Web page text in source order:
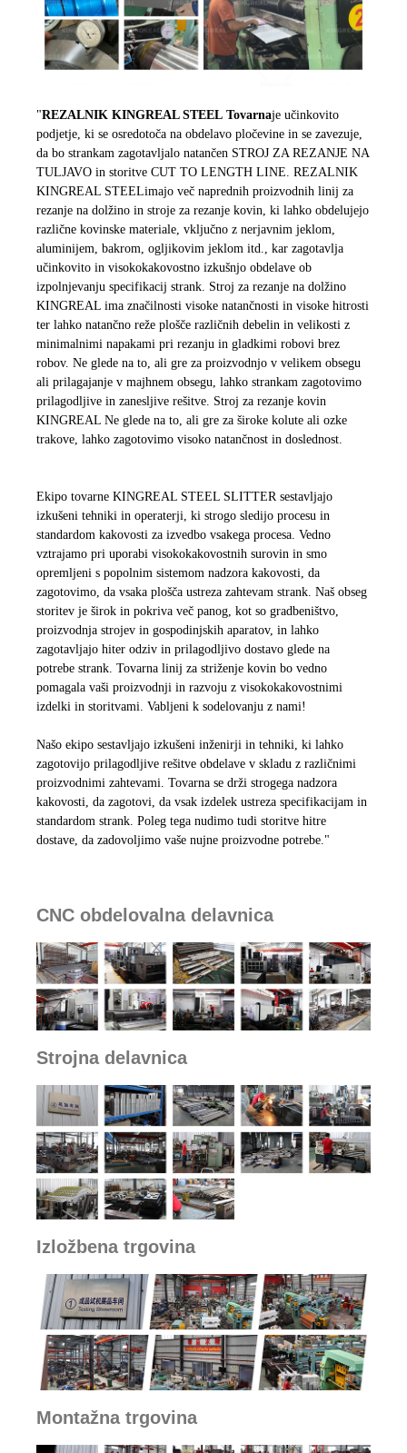
"REZALNIK KINGREAL STEEL Tovarnaje učinkovito
podjetje, ki se osredotoča na obdelavo pločevine in se zavezuje,
da bo strankam zagotavljalo natančen STROJ ZA REZANJE NA
TULJAVO in storitve CUT TO LENGTH LINE. REZALNIK
KINGREAL STEELimajo več naprednih proizvodnih linij za
rezanje na dolžino in stroje za rezanje kovin, ki lahko obdelujejo
različne kovinske materiale, vključno z nerjavnim jeklom,
aluminijem, bakrom, ogljikovim jeklom itd., kar zagotavlja
učinkovito in visokokakovostno izkušnjo obdelave ob
izpolnjevanju specifikacij strank. Stroj za rezanje na dolžino
KINGREAL ima značilnosti visoke natančnosti in visoke hitrosti
ter lahko natančno reže plošče različnih debelin in velikosti z
minimalnimi napakami pri rezanju in gladkimi robovi brez
robov. Ne glede na to, ali gre za proizvodnjo v velikem obsegu
ali prilagajanje v majhnem obsegu, lahko strankam zagotovimo
prilagodljive in zanesljive rešitve. Stroj za rezanje kovin
KINGREAL Ne glede na to, ali gre za široke kolute ali ozke
trakove, lahko zagotovimo visoko natančnost in doslednost.
Ekipo tovarne KINGREAL STEEL SLITTER sestavljajo
izkušeni tehniki in operaterji, ki strogo sledijo procesu in
standardom kakovosti za izvedbo vsakega procesa. Vedno
vztrajamo pri uporabi visokokakovostnih surovin in smo
opremljeni s popolnim sistemom nadzora kakovosti, da
zagotovimo, da vsaka plošča ustreza zahtevam strank. Naš obseg
storitev je širok in pokriva več panog, kot so gradbeništvo,
proizvodnja strojev in gospodinjskih aparatov, in lahko
zagotavljajo hiter odziv in prilagodljivo dostavo glede na
potrebe strank. Tovarna linij za striženje kovin bo vedno
pomagala vaši proizvodnji in razvoju z visokokakovostnimi
izdelki in storitvami. Vabljeni k sodelovanju z nami!
Našo ekipo sestavljajo izkušeni inženirji in tehniki, ki lahko
zagotovijo prilagodljive rešitve obdelave v skladu z različnimi
proizvodnimi zahtevami. Tovarna se drži strogega nadzora
kakovosti, da zagotovi, da vsak izdelek ustreza specifikacijam in
standardom strank. Poleg tega nudimo tudi storitve hitre
dostave, da zadovoljimo vaše nujne proizvodne potrebe."
CNC obdelovalna delavnica
Strojna delavnica
Izložbena trgovina
Montažna trgovina